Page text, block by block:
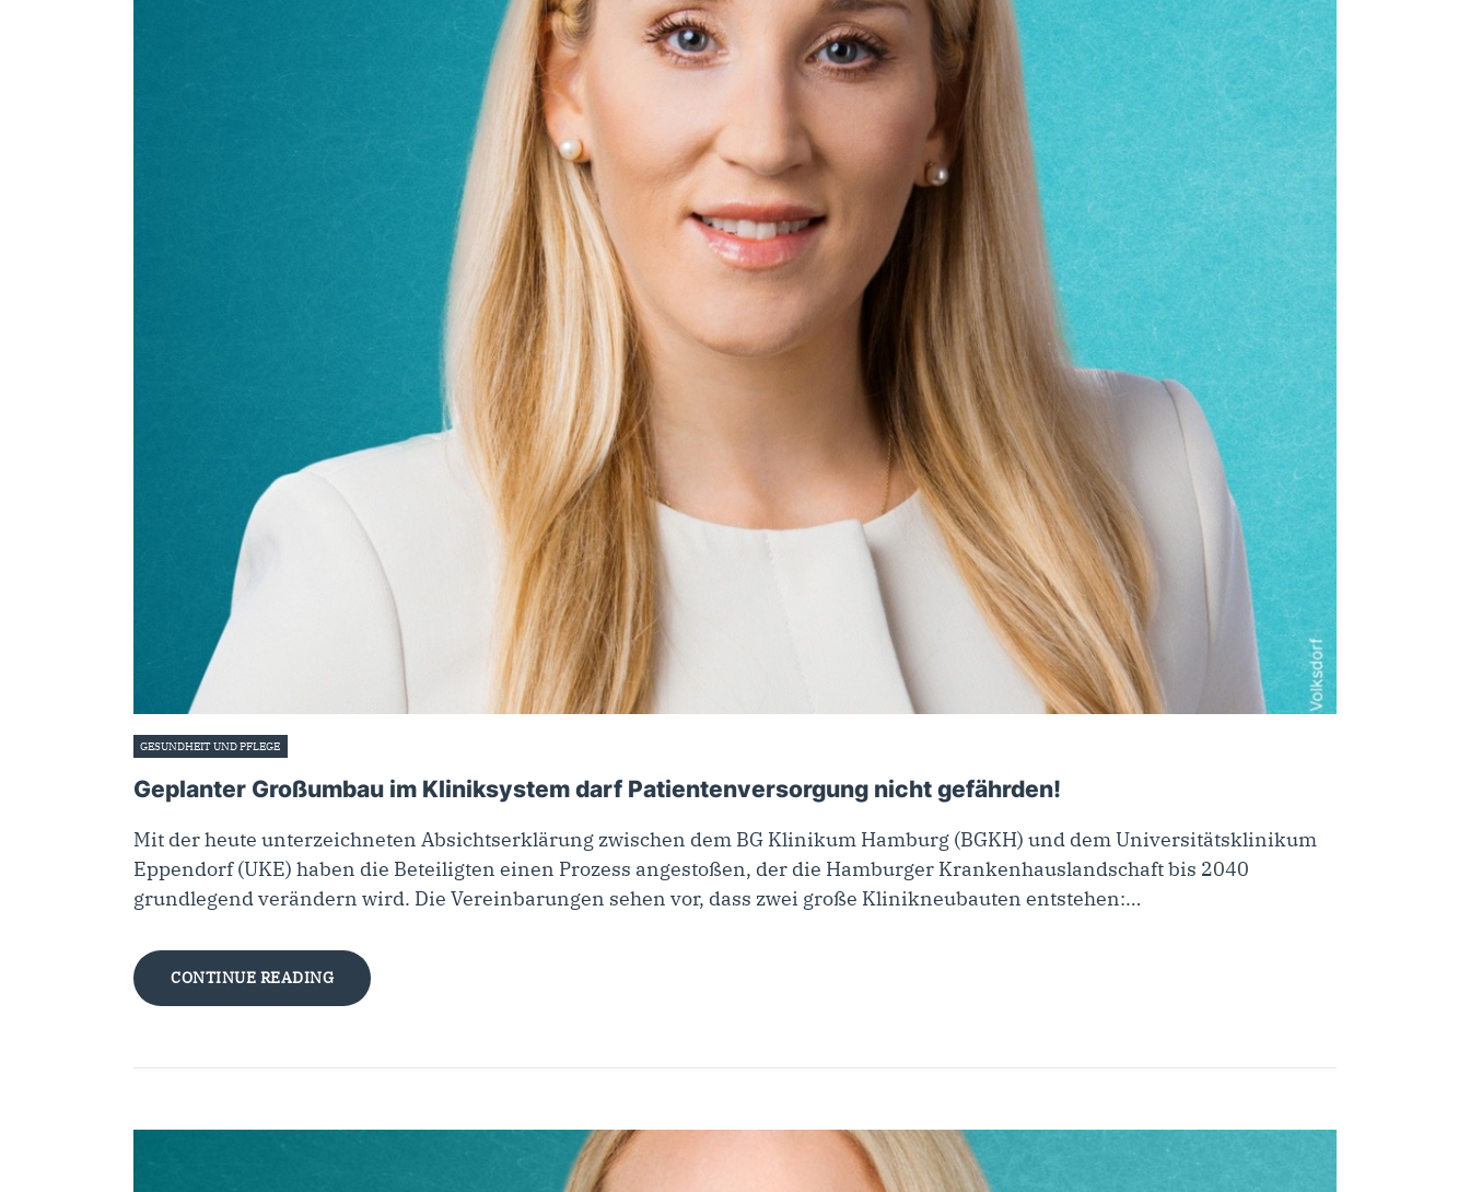
GESUNDHEIT UND PFLEGE
Geplanter Großumbau im Kliniksystem darf Patientenversorgung nicht gefährden!
Mit der heute unterzeichneten Absichtserklärung zwischen dem BG Klinikum Hamburg (BGKH) und dem Universitätsklinikum
Eppendorf (UKE) haben die Beteiligten einen Prozess angestoßen, der die Hamburger Krankenhauslandschaft bis 2040
grundlegend verändern wird. Die Vereinbarungen sehen vor, dass zwei große Klinikneubauten entstehen:…
CONTINUE READING